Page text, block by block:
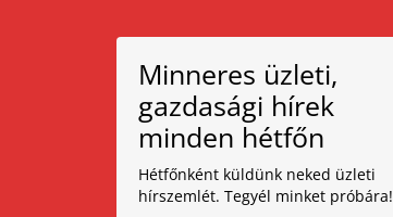
Minneres üzleti,
gazdasági hírek
minden hétfőn
Hétfőnként küldünk neked üzleti
hírszemlét. Tegyél minket próbára!